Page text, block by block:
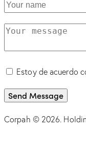
Estoy de acuerdo
Send Message
Corpah © 2026.